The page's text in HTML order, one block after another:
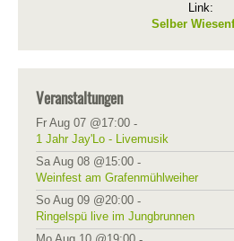
Link:
Selber
Veranstaltungen
Fr Aug 07 @17:00 -
1 Jahr Jay'Lo - Livemusik
Sa Aug 08 @15:00 -
Weinfest am Grafenmühlweiher
So Aug 09 @20:00 -
Ringelspü live im Jungbrunnen